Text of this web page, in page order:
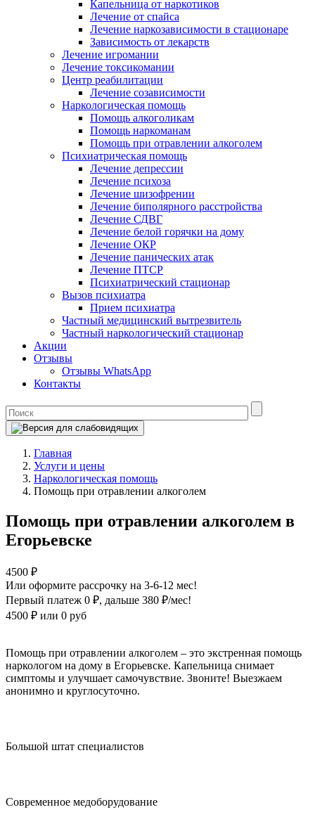
Капельница от наркотиков
Лечение от спайса
Лечение наркозависимости в стационаре
Зависимость от лекарств
Лечение игромании
Лечение токсикомании
Центр реабилитации
Лечение созависимости
Наркологическая помощь
Помощь алкоголикам
Помощь наркоманам
Помощь при отравлении алкоголем
Психиатрическая помощь
Лечение депрессии
Лечение психоза
Лечение шизофрении
Лечение биполярного расстройства
Лечение СДВГ
Лечение белой горячки на дому
Лечение ОКР
Лечение панических атак
Лечение ПТСР
Психиатрический стационар
Вызов психиатра
Прием психиатра
Частный медицинский вытрезвитель
Частный наркологический стационар
Акции
Отзывы
Отзывы WhatsApp
Контакты
Главная
Услуги и цены
Наркологическая помощь
Помощь при отравлении алкоголем
Помощь при отравлении алкоголем в
Егорьевске
4500 ₽
Или оформите рассрочку на 3-6-12 мес!
Первый платеж 0 ₽, дальше 380 ₽/мес!
4500 ₽ или 0 руб
Помощь при отравлении алкоголем – это экстренная помощь
наркологом на дому в Егорьевске. Капельница снимает
симптомы и улучшает самочувствие. Звоните! Выезжаем
анонимно и круглосуточно.
Большой штат специалистов
Современное медоборудование